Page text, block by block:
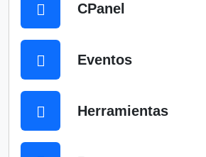
CPanel
Eventos
Herramientas